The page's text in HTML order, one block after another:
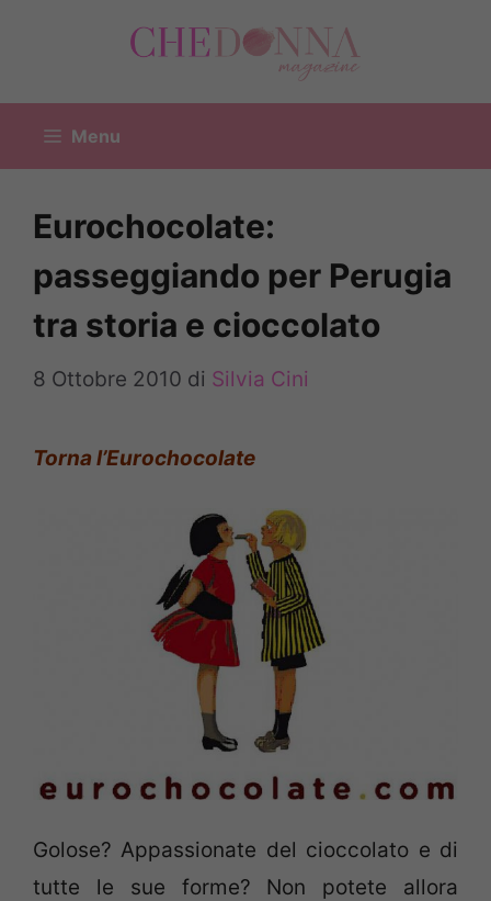
Menu
Eurochocolate:
passeggiando per Perugia
tra storia e cioccolato
8 Ottobre 2010 di Silvia Cini
Torna l’Eurochocolate
Golose? Appassionate del cioccolato e di
tutte le sue forme? Non potete allora